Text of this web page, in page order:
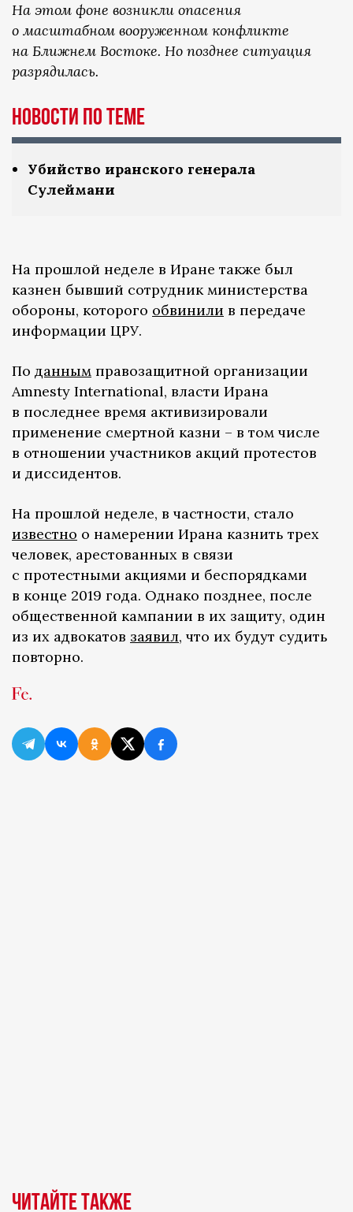
На этом фоне возникли опасения
о масштабном вооруженном конфликте
на Ближнем Востоке. Но позднее ситуация
разрядилась.
Новости по теме
Убийство иранского генерала
Сулеймани
На прошлой неделе в Иране также был
казнен бывший сотрудник министерства
обороны, которого обвинили в передаче
информации ЦРУ.
По данным правозащитной организации
Amnesty International, власти Ирана
в последнее время активизировали
применение смертной казни – в том числе
в отношении участников акций протестов
и диссидентов.
На прошлой неделе, в частности, стало
известно о намерении Ирана казнить трех
человек, арестованных в связи
с протестными акциями и беспорядками
в конце 2019 года. Однако позднее, после
общественной кампании в их защиту, один
из их адвокатов заявил, что их будут судить
повторно.
Читайте также